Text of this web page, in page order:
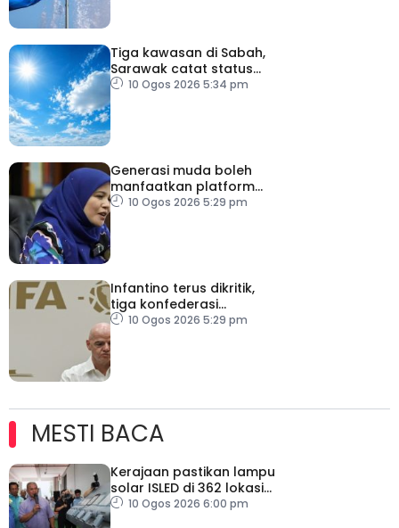
Tiga kawasan di Sabah,
Sarawak catat status
cuaca panas
10 Ogos 2026 5:34 pm
Generasi muda boleh
manfaatkan platform
digital zahir patriotisme
10 Ogos 2026 5:29 pm
Infantino terus dikritik,
tiga konfederasi
tegaskan bola sepak
10 Ogos 2026 5:29 pm
MESTI BACA
Kerajaan pastikan lampu
solar ISLED di 362 lokasi
berkualiti, selamat
10 Ogos 2026 6:00 pm